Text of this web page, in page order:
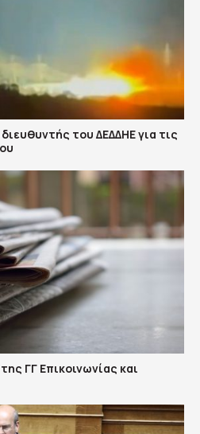
του ΔΕΔΔΗΕ για τις
ΓΓ Επικοινωνίας και